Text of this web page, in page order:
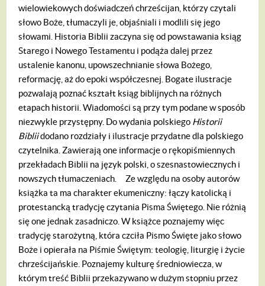
wielowiekowych doświadczeń chrześcijan, którzy czytali
słowo Boże, tłumaczyli je, objaśniali i modlili się jego
słowami. Historia Biblii zaczyna się od powstawania ksiąg
Starego i Nowego Testamentu i podąża dalej przez
ustalenie kanonu, upowszechnianie słowa Bożego,
reformację, aż do epoki współczesnej. Bogate ilustracje
pozwalają poznać kształt ksiąg biblijnych na różnych
etapach historii. Wiadomości są przy tym podane w sposób
niezwykle przystępny. Do wydania polskiego Historii
Bibliidodano rozdziały i ilustracje przydatne dla polskiego
czytelnika. Zawierają one informacje o rękopiśmiennych
przekładach Biblii na język polski, o szesnastowiecznych i
nowszych tłumaczeniach.
Ze względu na osoby autorów
książka ta ma charakter ekumeniczny: łączy katolicką i
protestancką tradycję czytania Pisma Świętego. Nie różnią
się one jednak zasadniczo. W książce poznajemy więc
tradycję starożytną, która czciła Pismo Święte jako słowo
Boże i opierała na Piśmie Świętym: teologię, liturgię i życie
chrześcijańskie. Poznajemy kulturę średniowiecza, w
którym treść Biblii przekazywano w dużym stopniu przez